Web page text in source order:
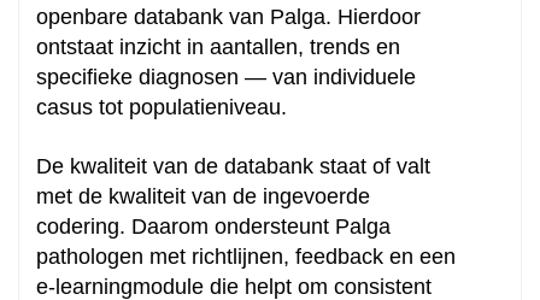
openbare databank van Palga. Hierdoor
ontstaat inzicht in aantallen, trends en
specifieke diagnosen — van individuele
casus tot populatieniveau.
De kwaliteit van de databank staat of valt
met de kwaliteit van de ingevoerde
codering. Daarom ondersteunt Palga
pathologen met richtlijnen, feedback en een
e-learningmodule die helpt om consistent